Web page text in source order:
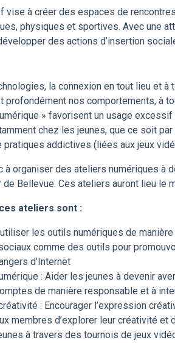
vise à créer des espaces de
physiques et sportives. Avec une
des actions d’insertion
la connexion en tout lieu et
profondément nos comportements, à
» favorisent un usage
chez les jeunes, que ce soit
addictives (liées aux jeux
à organiser des ateliers numériques à
Bellevue. Ces ateliers auront lieu le
ateliers sont :
les outils numériques de
comme des outils pour
d’Internet
: Aider les jeunes à devenir
de manière responsable et à
: Encourager l’expression
membres d’explorer leur créativité et
à travers des tournois de jeux